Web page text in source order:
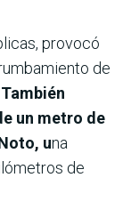
provocó
de
También
un metro de
una
de